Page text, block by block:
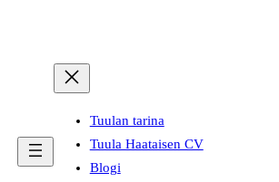
Tuulan tarina
Tuula Haataisen CV
Blogi